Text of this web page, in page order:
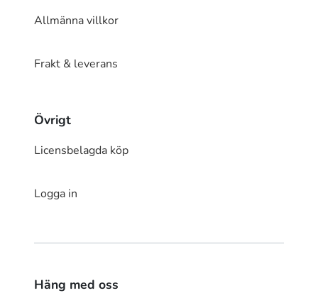
Allmänna villkor
Frakt & leverans
Övrigt
Licensbelagda köp
Logga in
Häng med oss